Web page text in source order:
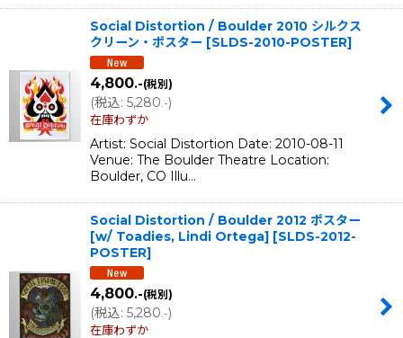
Social Distortion / Boulder 2010 シルクス
クリーン・ポスター [SLDS-2010-POSTER]
4,800.-(税別)
(税込: 5,280.-)
在庫わずか
Artist: Social Distortion Date: 2010-08-11
Venue: The Boulder Theatre Location:
Boulder, CO Illu…
Social Distortion / Boulder 2012 ポスター
[w/ Toadies, Lindi Ortega] [SLDS-2012-
POSTER]
4,800.-(税別)
(税込: 5,280 .-)
在庫わずか